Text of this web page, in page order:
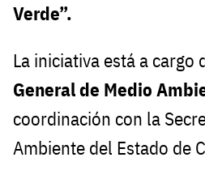
Verde”.
La iniciativa está a cargo
General de Medio
coordinación con la
Ambiente del Estado de